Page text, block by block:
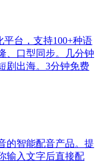
平台，支持100+种语
、口型同步。几分钟
剧出海。3分钟免费
的智能配音产品。提
输入文字后直接配